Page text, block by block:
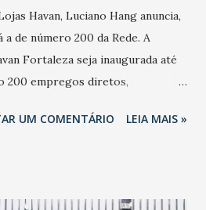
Havan, Luciano Hang anuncia,
de número 200 da Rede. A
Fortaleza seja inaugurada até
200 empregos diretos,
foi anunciada oficialmente, mas
UM COMENTÁRIO LEIA MAIS »